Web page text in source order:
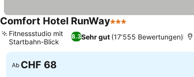
Comfort Hotel RunWay3 Sterne
8.3Sehr gut (17’555 Bewertungen)
Fitnessstudio mit
Startbahn-Blick
Ab CHF 68